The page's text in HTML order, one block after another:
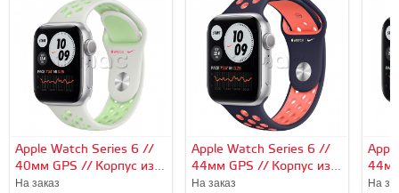
Apple Watch Series 6 //
40мм GPS // Корпус из
алюминия серебристого
На заказ
Apple Watch Series 6 //
44мм GPS // Корпус из
алюминия серебристого
На заказ На